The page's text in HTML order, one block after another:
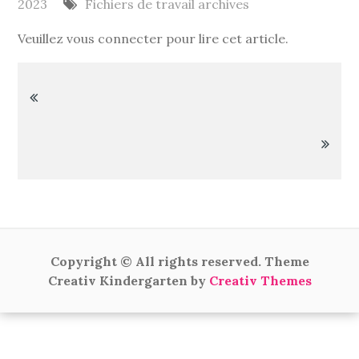
2023
Fichiers de travail archives
Veuillez vous connecter pour lire cet article.
Navigation
Copyright © All rights reserved. Theme
Creativ Kindergarten by Creativ Themes